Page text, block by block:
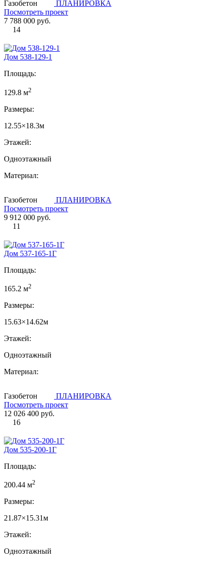
Газобетон
ПЛАНИРОВКА
Посмотреть проект
7 788 000 руб.
14
Дом 538-129-1
Площадь:
129.8 м2
Размеры:
12.55×18.3м
Этажей:
Одноэтажный
Материал:
Газобетон
ПЛАНИРОВКА
Посмотреть проект
9 912 000 руб.
11
Дом 537-165-1Г
Площадь:
165.2 м2
Размеры:
15.63×14.62м
Этажей:
Одноэтажный
Материал:
Газобетон
ПЛАНИРОВКА
Посмотреть проект
12 026 400 руб.
16
Дом 535-200-1Г
Площадь:
200.44 м2
Размеры:
21.87×15.31м
Этажей:
Одноэтажный